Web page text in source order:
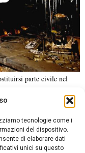
tecnologie come i
del dispositivo.
di elaborare dati
unici su questo
parte civile nel